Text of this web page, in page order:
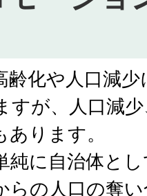
齢化や人口減
すが、人口減
ります。
純に自治体と
らの人口の奪